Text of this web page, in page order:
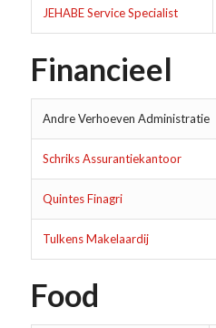
JEHABE Service Specialist
Financieel
Andre Verhoeven Administratie
Schriks Assurantiekantoor
Quintes Finagri
Tulkens Makelaardij
Food